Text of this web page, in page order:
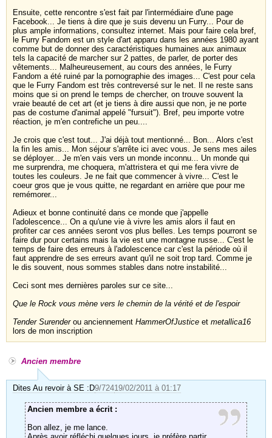
Ensuite, cette rencontre s'est fait par l'intermédiaire d'une page
Facebook... Je tiens à dire que je suis devenu un Furry... Pour de
plus ample informations, consultez internet. Mais pour faire cela bref,
le Furry Fandom est un style d'art apparu dans les années 1980 ayant
comme but de donner des caractéristiques humaines aux animaux
tels la capacité de marcher sur 2 pattes, de parler, de porter des
vêtements... Malheureusement, au cours des années, le Furry
Fandom a été ruiné par la pornographie des images... C'est pour cela
que le Furry Fandom est très contreversé sur le net. Il ne reste sans
moins que si on prend le temps de chercher, on trouve souvent la
vraie beauté de cet art (et je tiens à dire aussi que non, je ne porte
pas de costume d'animal appelé "fursuit"). Bref, peu importe votre
réaction, je m'en contrefiche un peu....
Je crois que c'est tout... J'ai déjà tout mentionné... Bon... Alors c'est
la fin les amis... Mon séjour s'arrête ici avec vous. Je sens mes ailes
se déployer... Je m'en vais vers un monde inconnu... Un monde qui
me surprendra, me choquera, m'attristera et qui me fera vivre de
toutes les couleurs. Je ne fait que commencer à vivre... C'est le
coeur gros que je vous quitte, ne regardant en arrière que pour me
remémorer...
Adieux et bonne continuité dans ce monde que j'appelle
l'adolescence... On a qu'une vie à vivre les amis alors il faut en
profiter car ces années seront vos plus belles. Les temps pourront se
faire dur pour certains mais la vie est une montagne russe... C'est le
temps de faire des erreurs à l'adolescence car c'est la période où il
faut apprendre de ses erreurs avant qu'il ne soit trop tard. Comme je
le dis souvent, nous sommes stables dans notre instabilité...
Ceci sont mes dernières paroles sur ce site...
Que le Rock vous mène vers le chemin de la vérité et de l'espoir
Tender Surenderou anciennement HammerOfJustice et metallica16
lors de mon inscription
Ancien membre
Dites Au revoir à SE :D9/72419/02/2011 à 01:17
Ancien membre a écrit :
Bon allez, je me lance.